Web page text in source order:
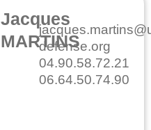
Jacques
MARTINS
defense.org
04.90.58.72.21
06.64.50.74.90